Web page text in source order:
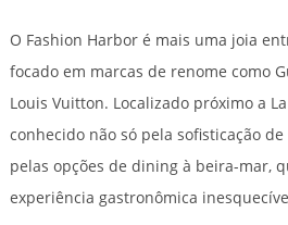
O Fashion Harbor é mais uma joia
focado em marcas de renome como
Louis Vuitton. Localizado próximo a
conhecido não só pela sofisticação
pelas opções de dining à beira-mar,
experiência gastronômica